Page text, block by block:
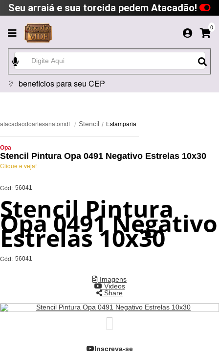
Seu arraiá e sua torcida pedem Atacadão!
0
benefícios para seu CEP
atacadaodoartesanatomdf Stencil Estamparia
Opa
Stencil Pintura Opa 0491 Negativo Estrelas 10x30
Clique e veja!
Cód: 56041
Stencil Pintura
Opa 0491 Negativo
Estrelas 10x30
Cód: 56041
Imagens
Videos
Share
Inscreva-se